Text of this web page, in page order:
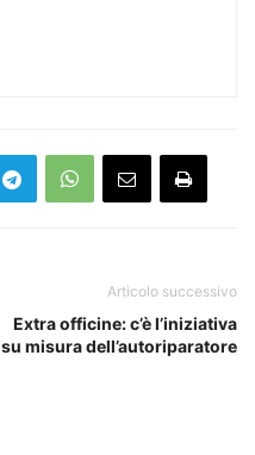
Articolo successivo
Extra officine: c’è l’iniziativa
su misura dell’autoriparatore